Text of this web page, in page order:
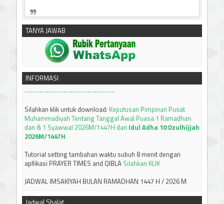
TANYA JAWAB
INFORMASI
silahkan klik untuk download:Keputusan Pimpinan Pusat
Muhammadiyah, Tentang Tanfidz Keputusan Munas XXXI
Tarjih: Tentang KRITERIA AWAL WAKTU SUBUH
------------------------------
Muhammadiyah Tentang Tanggal Awal Puasa 1 Ramadhan
dan & 1 Syawwal 2026M/1447H danIdul Adha 10 Dzulhijjah
2026M/1447H
Tutorial setting tambahan waktu subuh 8 menit dengan
apllikasi PRAYER TIMES and QIBLA
Silahkan KLIK
JADWAL IMSAKIYAH BULAN RAMADHAN 1447 H / 2026 M
JAWA TIMURSilahkan bisa didownload
-----------------------------Terima kasih